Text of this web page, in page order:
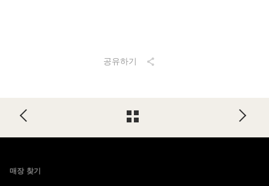
공유하기
매장 찾기